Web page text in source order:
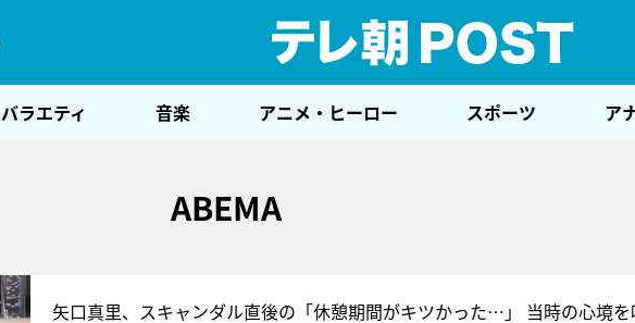
バラエティ 音楽 アニメ・ヒーロー スポーツ ア
ABEMA
矢口真里、スキャンダル直後の「休憩期間がキツかった…」 当時の心境